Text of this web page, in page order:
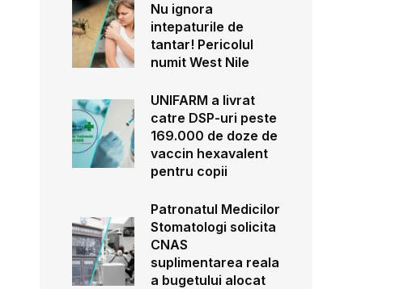
Nu ignora
intepaturile de
tantar! Pericolul
numit West Nile
UNIFARM a livrat
catre DSP-uri peste
169.000 de doze de
vaccin hexavalent
pentru copii
Patronatul Medicilor
Stomatologi solicita
CNAS
suplimentarea reala
a bugetului alocat